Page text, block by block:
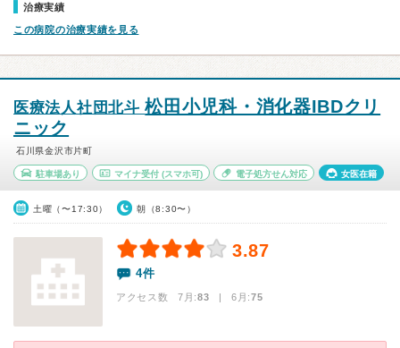
治療実績
この病院の治療実績を見る
医療法人社団北斗松田小児科・消化器IBDクリ
ニック
石川県金沢市片町
駐車場あり マイナ受付(スマホ可) 電子処方せん対応 女医在籍
土曜（〜17:30） 朝（8:30〜）
3.87
4件
アクセス数 7月:83 | 6月:75